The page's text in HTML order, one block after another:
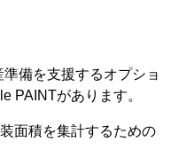
備を支援するオプショ
PAINTがあります。
面積を集計するための